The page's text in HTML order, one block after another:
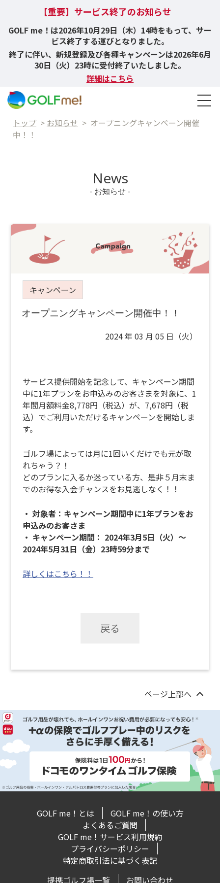
【重要】サービス終了のお知らせ
GOLF me！は2026年10月29日（木）14時をもって、サー
ビス終了する運びとなりました。
終了に伴い、新規登録及び各種キャンペーンは2026年6月
30日（火）23時に受付終了いたしました。
詳細はこちら
トップ > お知らせ > オープニングキャンペーン開催
中！！
News
- お知らせ -
キャンペーン
オープニングキャンペーン開催中！！
2024 年 03 月 05 日（火）
サービス提供開始を記念して、キャンペーン期間
中に1年プランをお申込みのお客さまを対象に、1
年間月額料金8,778円（税込）が、7,678円（税
込）でご利用いただけるキャンペーンを開始しま
す。
ゴルフ場によっては月に1回いくだけでも元が取
れちゃう？！
どのプランに入るか迷っている方、是非５月末ま
でのお得な入会チャンスをお見逃しなく！！
・ 対象者：キャンペーン期間中に1年プランをお
申込みのお客さま
・ キャンペーン期間： 2024年3月5日（火）～
2024年5月31日（金）23時59分まで
詳しくはこちら！！
戻る
ページ上部へ
GOLF me！とは
GOLF me！の使い方
よくあるご質問
GOLF me！サービス利用規約
プライバシーポリシー
特定商取引法に基づく表記
提携ゴルフ場一覧
お問い合わせ